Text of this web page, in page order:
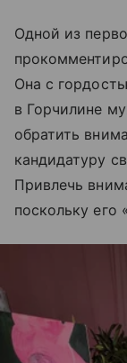
Одной из
Она с
в Горчилине
обратить
кандидатуру
Привлечь
поскольку его